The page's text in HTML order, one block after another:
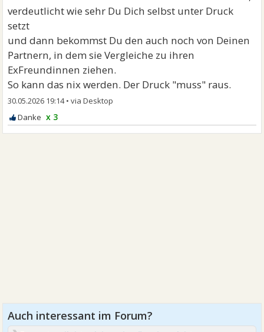
verdeutlicht wie sehr Du Dich selbst unter Druck
setzt
und dann bekommst Du den auch noch von Deinen
Partnern, in dem sie Vergleiche zu ihren
ExFreundinnen ziehen.
So kann das nix werden. Der Druck "muss" raus.
30.05.2026 19:14•
x 3